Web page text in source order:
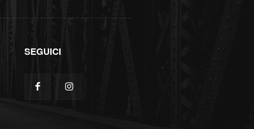
SEGUICI